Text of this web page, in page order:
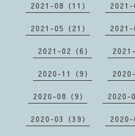
2021-08（11） 2021-
2021-05（21） 2021-
2021-02（6） 2021-
2020-11（9） 2020-
2020-08（9） 2020-
2020-03（39） 2020-